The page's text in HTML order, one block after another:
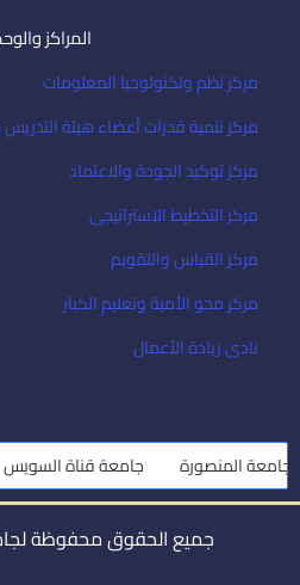
المراكز
مركز نظم وتكنولوجيا المعلومات
مركز تنمية قدرات أعضاء هيئة التدريس
مركز توكيد الجودة والاعتماد
مركز التخطيط الاستراتيجى
مركز القياس والتقويم
مركز محو الأمية وتعليم الكبار
نادى ريادة الأعمال
المنصورة جامعة قناة السويس
جميع الحقوق محفوظة